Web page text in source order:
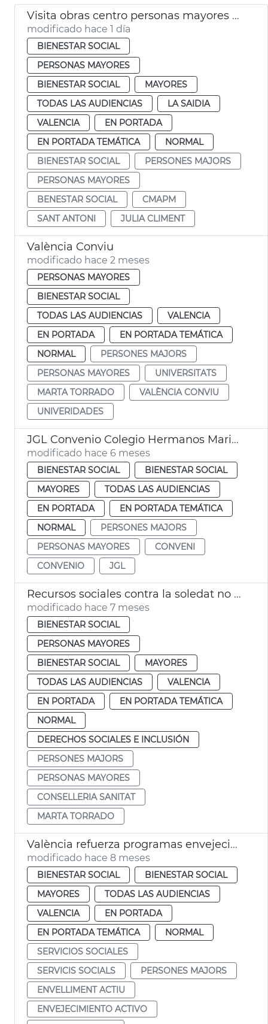
Visita obras centro personas mayores Sant Antoni València
modificado hace 1 día
BIENESTAR SOCIAL
PERSONAS MAYORES
BIENESTAR SOCIAL
MAYORES
TODAS LAS AUDIENCIAS
LA SAIDIA
VALENCIA
EN PORTADA
EN PORTADA TEMÁTICA
NORMAL
BIENESTAR SOCIAL
PERSONES MAJORS
PERSONAS MAYORES
BENESTAR SOCIAL
CMAPM
SANT ANTONI
JULIA CLIMENT
València Conviu
modificado hace 2 meses
PERSONAS MAYORES
BIENESTAR SOCIAL
TODAS LAS AUDIENCIAS
VALENCIA
EN PORTADA
EN PORTADA TEMÁTICA
NORMAL
PERSONES MAJORS
PERSONAS MAYORES
UNIVERSITATS
MARTA TORRADO
VALÈNCIA CONVIU
UNIVERIDADES
JGL Convenio Colegio Hermanos Maristas y Ayuntamiento València
modificado hace 6 meses
BIENESTAR SOCIAL
BIENESTAR SOCIAL
MAYORES
TODAS LAS AUDIENCIAS
EN PORTADA
EN PORTADA TEMÁTICA
NORMAL
PERSONES MAJORS
PERSONAS MAYORES
CONVENI
CONVENIO
JGL
Recursos sociales contra la soledat no desitjada
modificado hace 7 meses
BIENESTAR SOCIAL
PERSONAS MAYORES
BIENESTAR SOCIAL
MAYORES
TODAS LAS AUDIENCIAS
VALENCIA
EN PORTADA
EN PORTADA TEMÁTICA
NORMAL
DERECHOS SOCIALES E INCLUSIÓN
PERSONES MAJORS
PERSONAS MAYORES
CONSELLERIA SANITAT
MARTA TORRADO
València refuerza programas envejecimiento activo
modificado hace 8 meses
BIENESTAR SOCIAL
BIENESTAR SOCIAL
MAYORES
TODAS LAS AUDIENCIAS
VALENCIA
EN PORTADA
EN PORTADA TEMÁTICA
NORMAL
SERVICIOS SOCIALES
SERVICIS SOCIALS
PERSONES MAJORS
ENVELLIMENT ACTIU
ENVEJECIMIENTO ACTIVO